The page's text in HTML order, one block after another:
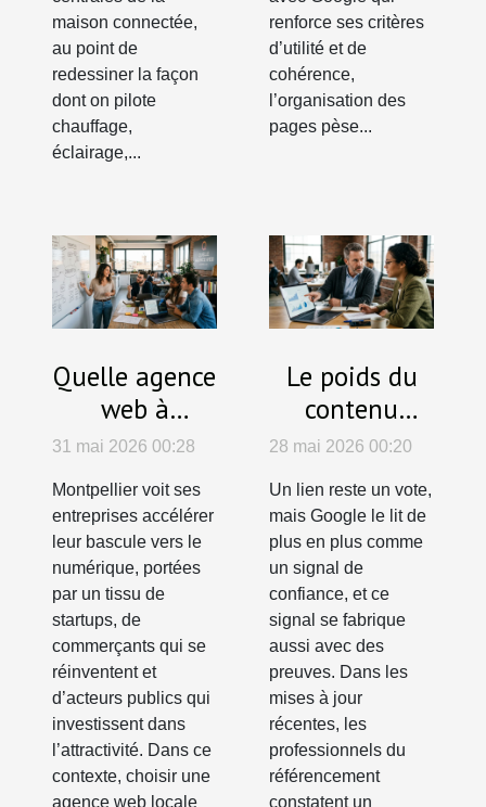
maison connectée,
au point de
redessiner la façon
dont on pilote
chauffage,
éclairage,...
renforce ses critères
d’utilité et de
cohérence,
l’organisation des
pages pèse...
Quelle agence
web à
Montpellier,
révélateur de
talents et de
projets
innovants
31 mai 2026 00:28
Montpellier voit ses
entreprises accélérer
leur bascule vers le
numérique, portées
par un tissu de
startups, de
commerçants qui se
réinventent et
d’acteurs publics qui
investissent dans
l’attractivité. Dans ce
contexte, choisir une
agence web locale
Le poids du
contenu
d’expert dans
une stratégie
de netlinking
performante
28 mai 2026 00:20
Un lien reste un vote,
mais Google le lit de
plus en plus comme
un signal de
confiance, et ce
signal se fabrique
aussi avec des
preuves. Dans les
mises à jour
récentes, les
professionnels du
référencement
constatent un